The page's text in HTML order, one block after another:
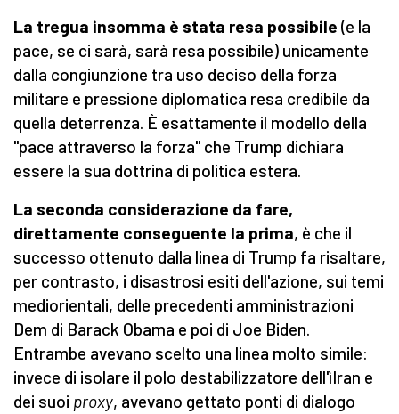
La tregua insomma è stata resa possibile (e la
pace, se ci sarà, sarà resa possibile) unicamente
dalla congiunzione tra uso deciso della forza
militare e pressione diplomatica resa credibile da
quella deterrenza. È esattamente il modello della
"pace attraverso la forza" che Trump dichiara
essere la sua dottrina di politica estera.
La seconda considerazione da fare,
direttamente conseguente la prima, è che il
successo ottenuto dalla linea di Trump fa risaltare,
per contrasto, i disastrosi esiti dell'azione, sui temi
mediorientali, delle precedenti amministrazioni
Dem di Barack Obama e poi di Joe Biden.
Entrambe avevano scelto una linea molto simile:
invece di isolare il polo destabilizzatore dell'ìIran e
dei suoi proxy, avevano gettato ponti di dialogo